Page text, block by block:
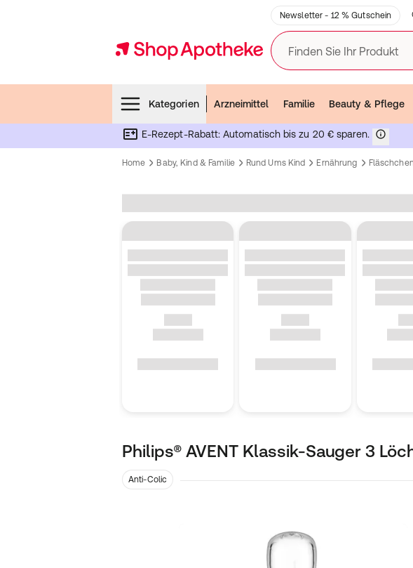
Newsletter - 12 % Gutschein
Finden Sie Ihr Produkt
Kategorien
Arzneimittel Familie Beauty & Pflege
E-Rezept-Rabatt: Automatisch bis zu 20 € sparen.
Home Baby, Kind & Familie Rund Ums Kind Ernährung
Philips® AVENT Klassik-Sauger 3
Anti-Colic